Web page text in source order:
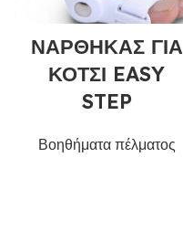
ΝΑΡΘΗΚΑΣ ΓΙΑ
ΚΟΤΣΙ EASY
STEP
Βοηθήματα πέλματος